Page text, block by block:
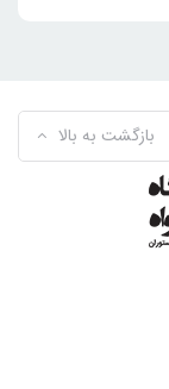
بازگشت به بالا